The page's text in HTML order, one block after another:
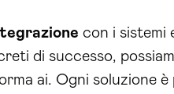
con i sistemi
di successo,
ai. Ogni soluzione